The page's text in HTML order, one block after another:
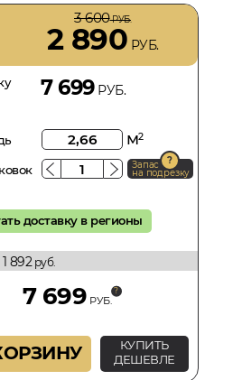
3 600РУБ.
2 890 РУБ.
7 699РУБ.
м2
Запас
на подрезку
доставку в регионы
1 892руб.
7 699 РУБ.
КУПИТЬ
ДЕШЕВЛЕ